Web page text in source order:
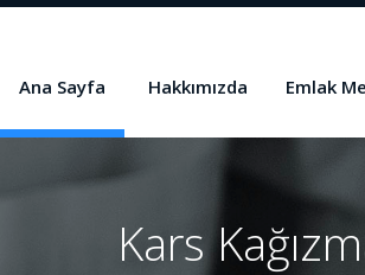
Ana Sayfa Hakkımızda Emlak
Kars